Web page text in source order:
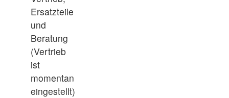
Ersatzteile
und
Beratung
(Vertrieb
ist
momentan
eingestellt)